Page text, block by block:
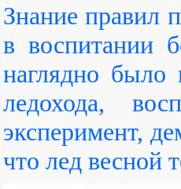
Знание правил
в воспитании
наглядно было
ледохода,
эксперимент,
что лед весной